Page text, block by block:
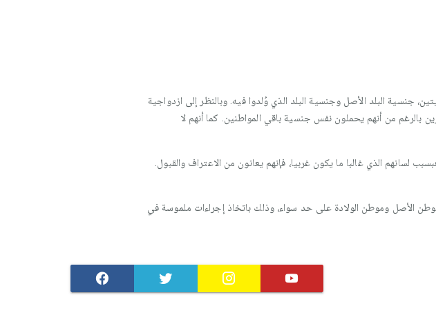
جنسية البلد الأصل وجنسية البلد الذي وُلدوا فيه. وبالنظر إلى ازدواجية
بالرغم من أنهم يحملون نفس جنسية باقي المواطنين. كما أنهم لا
لسانهم الذي غالبا ما يكون غربيا، فإنهم يعانون من الاعتراف والقبول.
الأصل وموطن الولادة على حد سواء، وذلك باتخاذ إجراءات ملموسة في